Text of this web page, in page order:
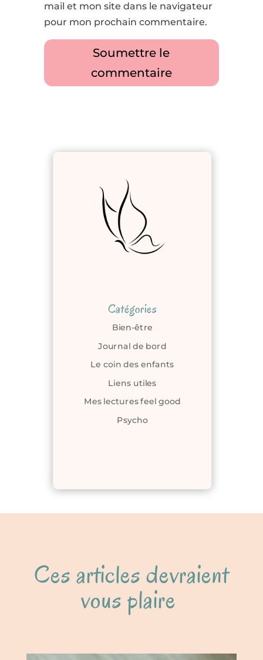
mail et mon site dans le navigateur
pour mon prochain commentaire.
Soumettre le
commentaire
Catégories
Bien-être
Journal de bord
Le coin des enfants
Liens utiles
Mes lectures feel good
Psycho
Ces articles devraient
vous plaire